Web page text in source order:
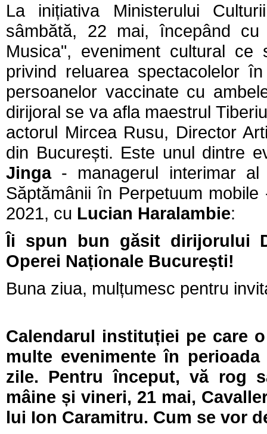
La inițiativa Ministerului
sâmbătă, 22 mai, începând
Musica", eveniment cultural
privind reluarea spectacolelor
persoanelor vaccinate cu
dirijoral se va afla maestrul
actorul Mircea Rusu, Director
din București. Este unul dintre
Jinga- managerul interimar al
Săptămânii în Perpetuum
2021, cu Lucian Haralambie:
Îi spun bun găsit dirijorului
Operei Naționale București!
Buna ziua, mulțumesc pentru
Calendarul instituției pe care
multe evenimente în
zile. Pentru început, vă rog
mâine și vineri, 21 mai,
lui Ion Caramitru. Cum se vor